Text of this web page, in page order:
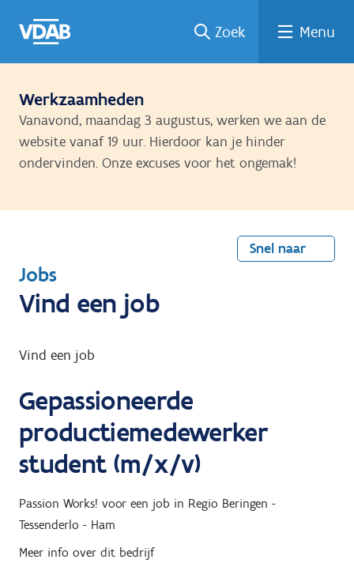
naar
d
een
een
job
mij?
naar
Zoek Menu
Werkzaamheden
Vanavond, maandag 3 augustus, werken we aan de
website vanaf 19 uur. Hierdoor kan je hinder
ondervinden. Onze excuses voor het ongemak!
Snel naar
T
e
u
n
a
a
r
Jobs
Vind een job
Vind een job
Gepassioneerde
productiemedewerker
student (m/x/v)
Passion Works! voor een job in Regio Beringen -
Tessenderlo - Ham
Meer info over dit bedrijf